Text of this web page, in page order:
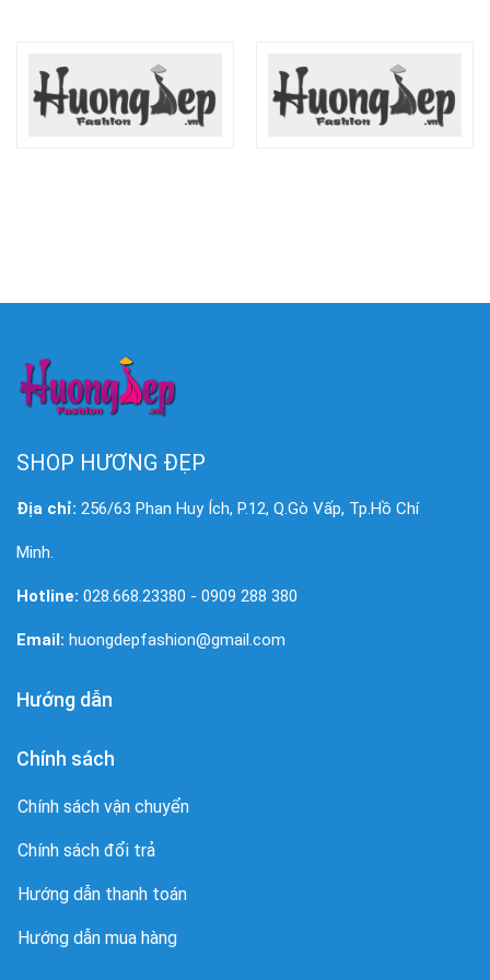
SHOP HƯƠNG ĐẸP
Địa chỉ: 256/63 Phan Huy Ích, P.12, Q.Gò Vấp, Tp.Hồ Chí
Minh.
Hotline: 028.668.23380 - 0909 288 380
Email: huongdepfashion@gmail.com
Hướng dẫn
Chính sách
Chính sách vận chuyển
Chính sách đổi trả
Hướng dẫn thanh toán
Hướng dẫn mua hàng